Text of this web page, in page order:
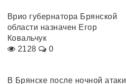
Врио губернатора Брянской
области назначен Егор
Ковальчук
2128
0
В Брянске после ночной атаки